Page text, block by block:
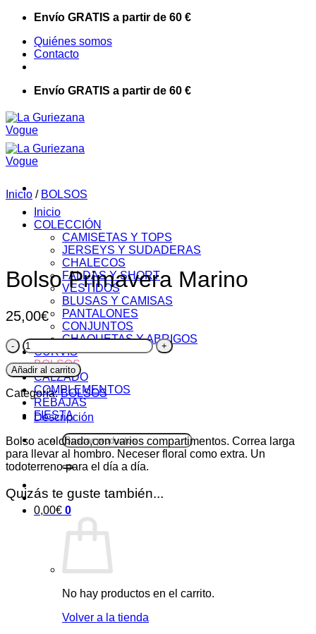
Saltar
contenido
Envío GRATIS a partir de 60 €
Quiénes somos
Contacto
Envío GRATIS a partir de 60 €
Inicio
COLECCIÓN
CAMISETAS Y TOPS
JERSEYS Y SUDADERAS
CHALECOS
FALDAS Y SHORT
VESTIDOS
BLUSAS Y CAMISAS
PANTALONES
CONJUNTOS
CHAQUETAS Y ABRIGOS
CURVIS
BOLSOS
CALZADO
COMPLEMENTOS
REBAJAS
FIESTA
Buscar
por:
0,00€ 0
No hay productos en el carrito.
Volver a la tienda
Inicio / BOLSOS
Bolso Primavera Marino
25,00€
Bolso
Primavera
Marino
cantidad
Añadir al carrito
Categoría:BOLSOS
Descripción
Bolso acolchado,con varios compartimentos. Correa larga
para llevar al hombro. Neceser floral como extra. Un
todoterreno para el día a día.
Quizás te guste también...